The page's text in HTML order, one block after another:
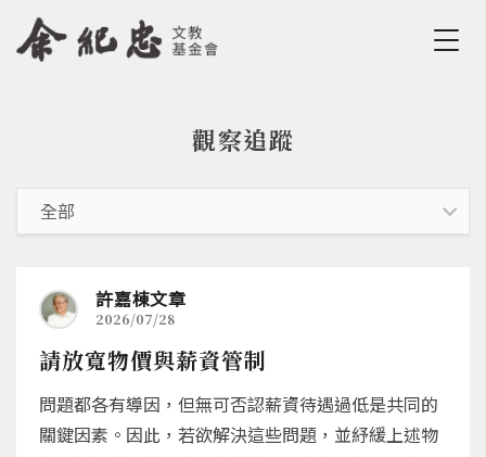
Jump to Navigation
Jump to Main content
觀察追蹤
許嘉棟文章
2026/07/28
請放寬物價與薪資管制
問題都各有導因，但無可否認薪資待遇過低是共同的
關鍵因素。因此，若欲解決這些問題，並紓緩上述物